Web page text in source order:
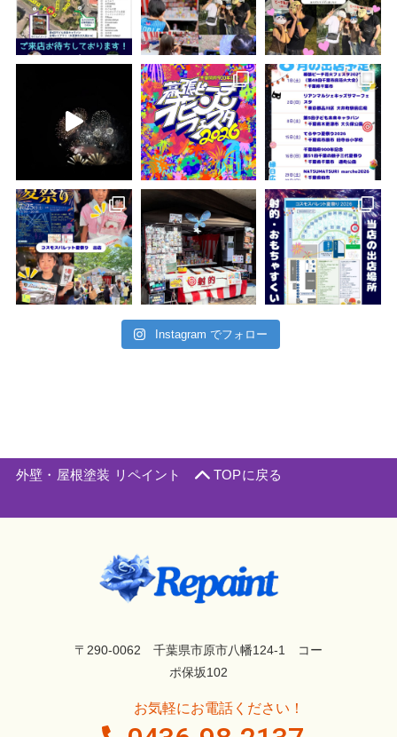
Instagram でフォロー
外壁・屋根塗装 リペイント TOPに戻る
〒290-0062 千葉県市原市八幡124-1 コー
ポ保坂102
お気軽にお電話ください！